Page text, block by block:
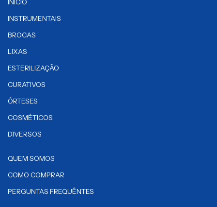
INÍCIO
INSTRUMENTAIS
BROCAS
LIXAS
ESTERILIZAÇÃO
CURATIVOS
ÓRTESES
COSMÉTICOS
DIVERSOS
QUEM SOMOS
COMO COMPRAR
PERGUNTAS FREQUÊNTES